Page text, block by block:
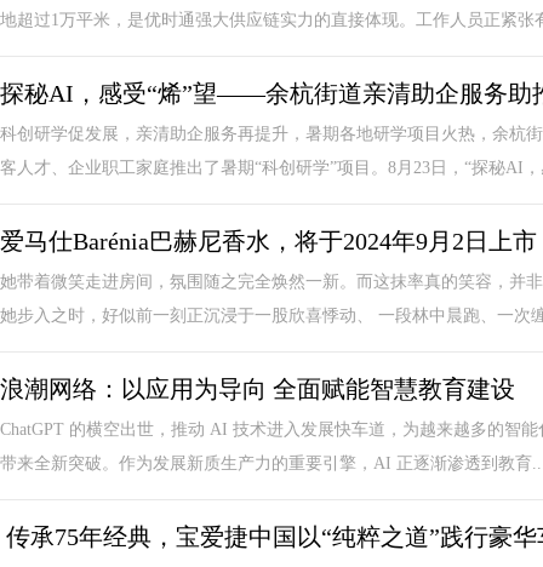
地超过1万平米，是优时通强大供应链实力的直接体现。工作人员正紧张
探秘AI，感受“烯”望——余杭街道亲清助企服务助
科创研学促发展，亲清助企服务再提升，暑期各地研学项目火热，余杭
客人才、企业职工家庭推出了暑期“科创研学”项目。8月23日，“探秘AI
爱马仕Barénia巴赫尼香水，将于2024年9月2日上市
她带着微笑走进房间，氛围随之完全焕然一新。而这抹率真的笑容，
她步入之时，好似前一刻正沉浸于一股欣喜悸动、 一段林中晨跑、一次
浪潮网络：以应用为导向 全面赋能智慧教育建设
ChatGPT 的横空出世，推动 AI 技术进入发展快车道，为越来越多的智
带来全新突破。作为发展新质生产力的重要引擎，AI 正逐渐渗透到教育
传承75年经典，宝爱捷中国以“纯粹之道”践行豪